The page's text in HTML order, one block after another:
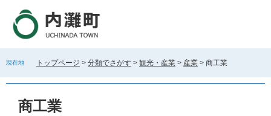
で
ば
現在地 トップページ > 分類でさがす > 観光・産業 > 産業 > 商工業
商工業